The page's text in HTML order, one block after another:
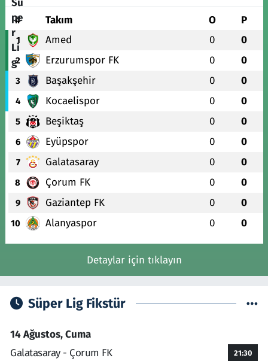
# Takım O P
1 Amed 0 0
2 Erzurumspor FK 0 0
3 Başakşehir 0 0
4 Kocaelispor 0 0
5 Beşiktaş 0 0
6 Eyüpspor 0 0
7 Galatasaray 0 0
8 Çorum FK 0 0
9 Gaziantep FK 0 0
10 Alanyaspor 0 0
Detaylar için tıklayın
Süper Lig Fikstür
14 Ağustos, Cuma
Galatasaray - Çorum FK
21:30